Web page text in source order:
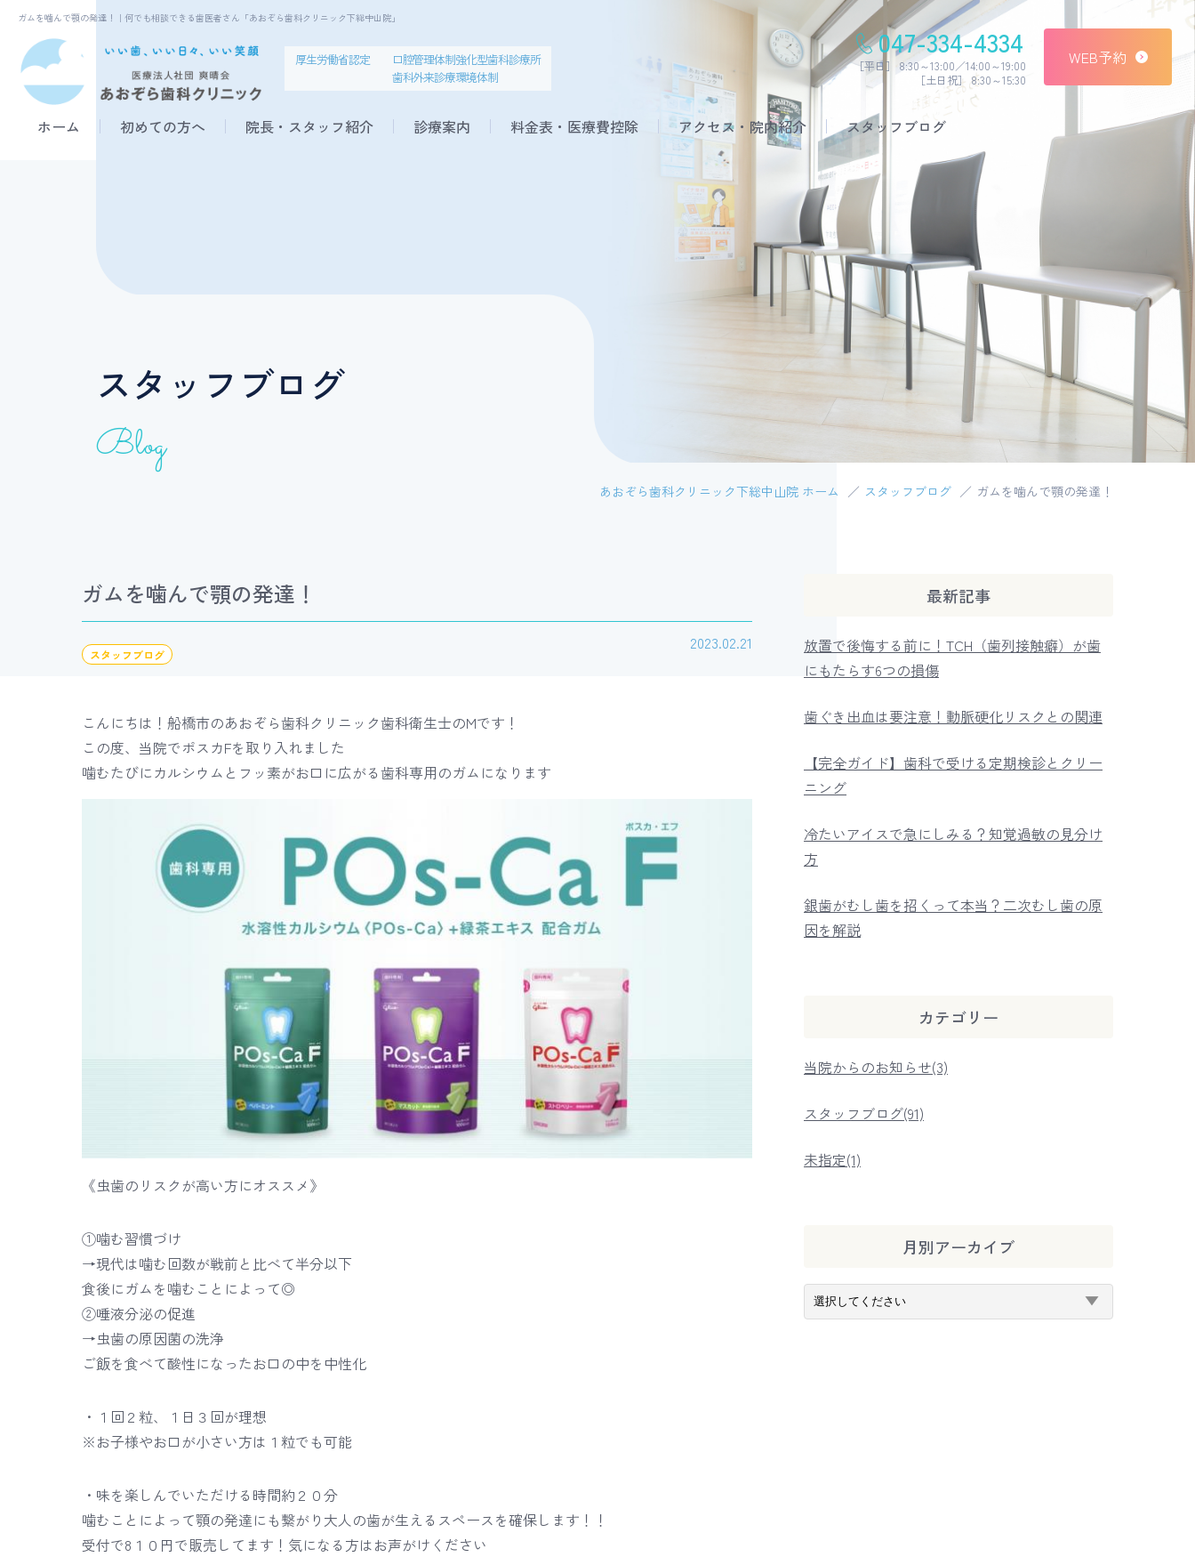
ガムを噛んで顎の発達！｜何でも相談できる歯医者さん「あおぞら歯科クリニック下総中山院」
厚生労働省認定
口腔管理体制強化型歯科診療所
歯科外来診療環境体制
047-334-4334
［平日］ 8:30～13:00／14:00～19:00
［土日祝］ 8:30～15:30
WEB予約
ホーム 初めての方へ 院長・スタッフ紹介 診療案内
予防治療 セラミック治療
入れ歯・ブリッジ インプラントによる治療 口腔外科
料金表・医療費控除 アクセス・院内紹介 スタッフブログ
スタッフブログ
Blog
あおぞら歯科クリニック下総中山院 ホーム スタッフブログ ガムを噛んで顎の発達！
ガムを噛んで顎の発達！
スタッフブログ
2023.02.21
こんにちは！船橋市のあおぞら歯科クリニック歯科衛生士のMです！
この度、当院でポスカFを取り入れました
噛むたびにカルシウムとフッ素がお口に広がる歯科専用のガムになります
《虫歯のリスクが高い方にオススメ》
①噛む習慣づけ
→現代は噛む回数が戦前と比べて半分以下
食後にガムを噛むことによって◎
②唾液分泌の促進
→虫歯の原因菌の洗浄
ご飯を食べて酸性になったお口の中を中性化
・️１回２粒、１日３回が理想
※お子様やお口が小さい方は１粒でも可能
・味を楽しんでいただける時間約２０分
噛むことによって顎の発達にも繋がり大人の歯が生えるスペースを確保します！！
受付で8１０円で販売してます！気になる方はお声がけください
最新記事
放置で後悔する前に！TCH（歯列接触癖）が歯
にもたらす6つの損傷
歯ぐき出血は要注意！動脈硬化リスクとの関連
【完全ガイド】歯科で受ける定期検診とクリー
ニング
冷たいアイスで急にしみる？知覚過敏の見分け
方
銀歯がむし歯を招くって本当？二次むし歯の原
因を解説
カテゴリー
当院からのお知らせ(3)
スタッフブログ(91)
未指定(1)
月別アーカイブ